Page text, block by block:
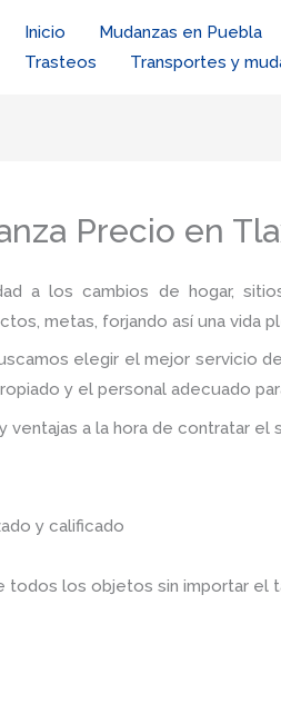
Inicio Mudanzas en Puebla
Trasteos
Transportes y
Precio en
a los cambios de hogar,
metas, forjando así una vida
elegir el mejor servicio de
y el personal adecuado
ventajas a la hora de contratar el
y calificado
todos los objetos sin importar el